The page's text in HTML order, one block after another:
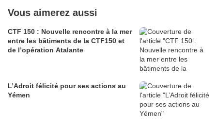
Vous aimerez aussi
CTF 150 : Nouvelle rencontre à la mer
entre les bâtiments de la CTF150 et
de l’opération Atalante
L’Adroit félicité pour ses actions au
Yémen